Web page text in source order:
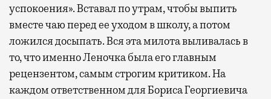
успокоения». Вставал по утрам, чтобы выпить
вместе чаю перед ее уходом в школу, а потом
ложился досыпать. Вся эта милота выливалась в
то, что именно Леночка была его главным
рецензентом, самым строгим критиком. На
каждом ответственном для Бориса Георгиевича